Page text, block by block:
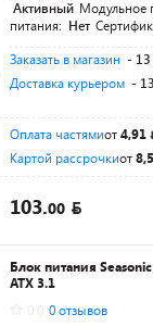
Активный Модульное
питания: Нет
Заказать в магазин - 13
Доставка курьером -
Оплата частямиот4,91
Картой рассрочкиот
103.00
Блок питания
ATX 3.1
0 отзывов